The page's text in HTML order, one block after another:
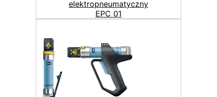
elektropneumatyczny
EPC 01